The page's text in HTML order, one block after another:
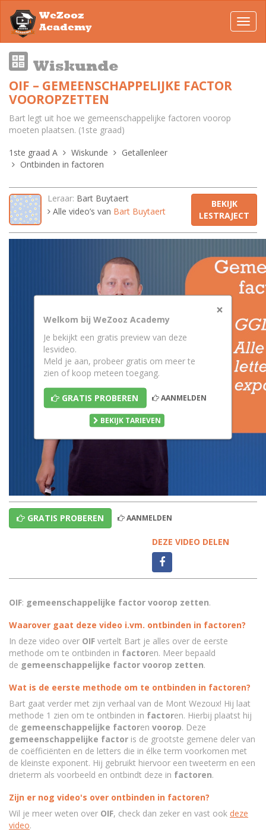
WeZooz
Academy
Wiskunde
OIF – GEMEENSCHAPPELIJKE FACTOR
VOOROPZETTEN
Bart legt uit hoe we gemeenschappelijke factoren voorop
moeten plaatsen. (1ste graad)
1ste graad A
Wiskunde
Getallenleer
Ontbinden in factoren
Leraar: Bart Buytaert
Alle video’s van Bart Buytaert
BEKIJK
LESTRAJECT
×
Welkom bij WeZooz Academy
Je bekijkt een gratis preview van deze
lesvideo.
Meld je aan, probeer gratis om meer te
zien of koop meteen toegang.
GRATIS PROBEREN AANMELDEN
BEKIJK TARIEVEN
GRATIS PROBEREN AANMELDEN
DEZE VIDEO DELEN
OIF: gemeenschappelijke factor voorop zetten.
Waarover gaat deze video i.vm. ontbinden in factoren?
In deze video over OIF vertelt Bart je alles over de eerste
methode om te ontbinden in factoren. Meer bepaald
de gemeenschappelijke factor voorop zetten.
Wat is de eerste methode om te ontbinden in factoren?
Bart gaat verder met zijn verhaal van de Mont Wezoux! Hij laat
methode 1 zien om te ontbinden in factoren. Hierbij plaatst hij
de gemeenschappelijke factoren voorop. Deze
gemeenschappelijke factor is de grootste gemene deler van
de coëfficiënten en de letters die in élke term voorkomen met
de kleinste exponent. Hij gebruikt hiervoor een tweeterm en een
drieterm als voorbeeld en ontbindt deze in factoren.
Zijn er nog video's over ontbinden in factoren?
Wil je meer weten over OIF, check dan zeker en vast ook deze
video.